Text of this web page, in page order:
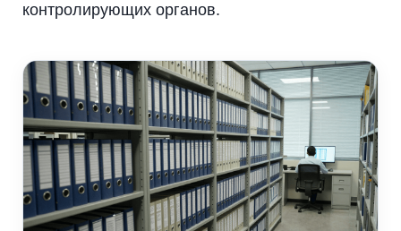
контролирующих органов.